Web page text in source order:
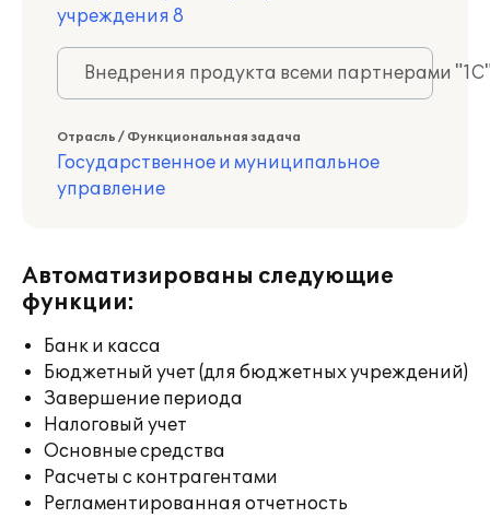
учреждения 8
Внедрения продукта всеми партнерами
Отрасль / Функциональная задача
Государственное и муниципальное
управление
Автоматизированы следующие
функции:
Банк и касса
Бюджетный учет (для бюджетных учреждений)
Завершение периода
Налоговый учет
Основные средства
Расчеты с контрагентами
Регламентированная отчетность